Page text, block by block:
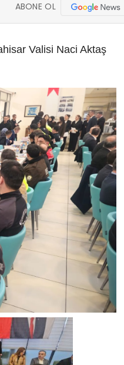
ABONE OL
Valisi Naci Aktaş